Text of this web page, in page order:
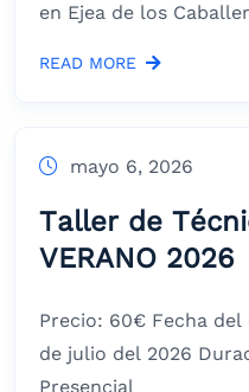
en Ejea de los
READ MORE
mayo 6, 2026
Taller de
VERANO 2026
Precio: 60€ Fecha
de julio del 2026
Presencial